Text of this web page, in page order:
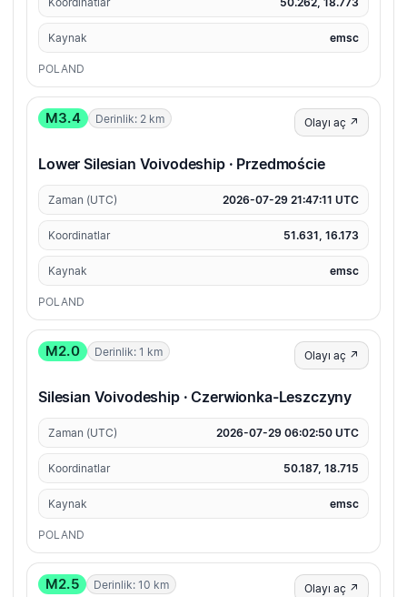
Kaynak emsc
POLAND
M3.4 Derinlik: 2 km Olayı aç ↗
Lower Silesian Voivodeship · Przedmoście
Zaman (UTC) 2026-07-29 21:47:11 UTC
Koordinatlar 51.631, 16.173
Kaynak emsc
POLAND
M2.0 Derinlik: 1 km Olayı aç ↗
Silesian Voivodeship · Czerwionka-Leszczyny
Zaman (UTC) 2026-07-29 06:02:50 UTC
Koordinatlar 50.187, 18.715
Kaynak emsc
POLAND
M2.5 Derinlik: 10 km Olayı aç ↗